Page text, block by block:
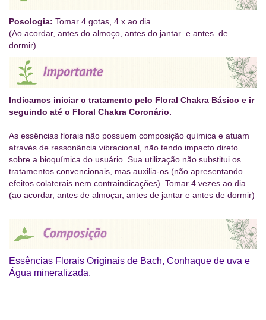
Posologia: Tomar 4 gotas, 4 x ao dia.
(Ao acordar, antes do almoço, antes do jantar e antes de
dormir)
Indicamos iniciar o tratamento pelo Floral Chakra Básico e ir
seguindo até o Floral Chakra Coronário.
As essências florais não possuem composição química e atuam
através de ressonância vibracional, não tendo impacto direto
sobre a bioquímica do usuário. Sua utilização não substitui os
tratamentos convencionais, mas auxilia-os (não apresentando
efeitos colaterais nem contraindicações). Tomar 4 vezes ao dia
(ao acordar, antes de almoçar, antes de jantar e antes de dormir)
Essências Florais Originais de Bach, Conhaque de uva e
Água mineralizada.